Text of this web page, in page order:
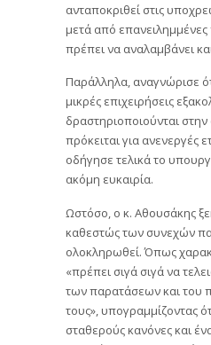
ανταποκριθεί στις
μετά από
πρέπει να αναλαμβάνει
Παράλληλα, αναγνώρισε
μικρές επιχειρήσεις
δραστηριοποιούνται
πρόκειται για ανενεργές
οδήγησε τελικά το
ακόμη ευκαιρία.
Ωστόσο, ο κ. Αθουσάκης
καθεστώς των συνεχών
ολοκληρωθεί. Όπως
«πρέπει σιγά σιγά να
των παρατάσεων και του
τους», υπογραμμίζοντας
σταθερούς κανόνες και